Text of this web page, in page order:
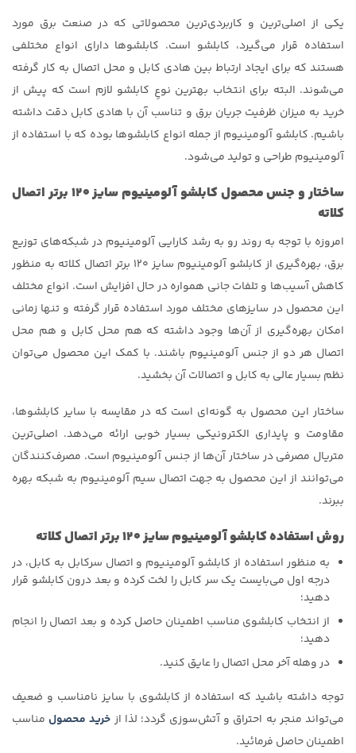
یکی از اصلی‌ترین و کاربردی‌ترین محصولاتی که در صنعت برق مورد
استفاده قرار می‌گیرد، کابلشو است. کابلشوها دارای انواع مختلفی
هستند که برای ایجاد ارتباط بین هادی کابل و محل اتصال به کار گرفته
می‌شوند. البته برای انتخاب بهترین نوعِ کابلشو لازم است که پیش از
خرید به میزان ظرفیت جریان برق و تناسب آن با هادی کابل دقت داشته
باشیم. کابلشو آلومینیوم از جمله انواع کابلشوها بوده که با استفاده از
آلومینیوم طراحی و تولید می‌شود.
ساختار و جنس محصول کابلشو آلومینیوم سایز ۱۲۰ برتر اتصال
کلاته
امروزه با توجه به روند رو به رشد کارایی آلومینیوم در شبکه‌های توزیع
برق، بهره‌گیری از کابلشو آلومینیوم سایز ۱۲۰ برتر اتصال کلاته به منظور
کاهش آسیب‌ها و تلفات جانی همواره در حال افزایش است. انواع مختلف
این محصول در سایزهای مختلف مورد استفاده قرار گرفته و تنها زمانی
امکان بهره‌گیری از آن‌ها وجود داشته که هم محل کابل و هم محل
اتصال هر دو از جنس آلومینیوم باشند. با کمک این محصول می‌توان
نظم بسیار عالی به کابل و اتصالات آن بخشید.
ساختار این محصول به گونه‌ای است که در مقایسه با سایر کابلشوها،
مقاومت و پایداری الکترونیکی بسیار خوبی ارائه می‌دهد. اصلی‌ترین
متریال مصرفی در ساختار آن‌ها از جنس آلومینیوم است. مصرف‌کنندگان
می‌توانند از این محصول به جهت اتصال سیم آلومینیوم به شبکه بهره
ببرند.
روش استفاده کابلشو آلومینیوم سایز ۱۲۰ برتر اتصال کلاته
به منظور استفاده از کابلشو آلومینیوم و اتصال سرکابل به کابل، در
درجه اول می‌بایست یک سر کابل را لخت کرده و بعد درون کابلشو قرار
دهید؛
از انتخاب کابلشوی مناسب اطمینان حاصل کرده و بعد اتصال را انجام
دهید؛
در وهله آخر محل اتصال را عایق کنید.
توجه داشته باشید که استفاده از کابلشوی با سایز نامناسب و ضعیف
می‌تواند منجر به احتراق و آتش‌سوزی گردد؛ لذا از خرید محصول مناسب
اطمینان حاصل فرمائيد.